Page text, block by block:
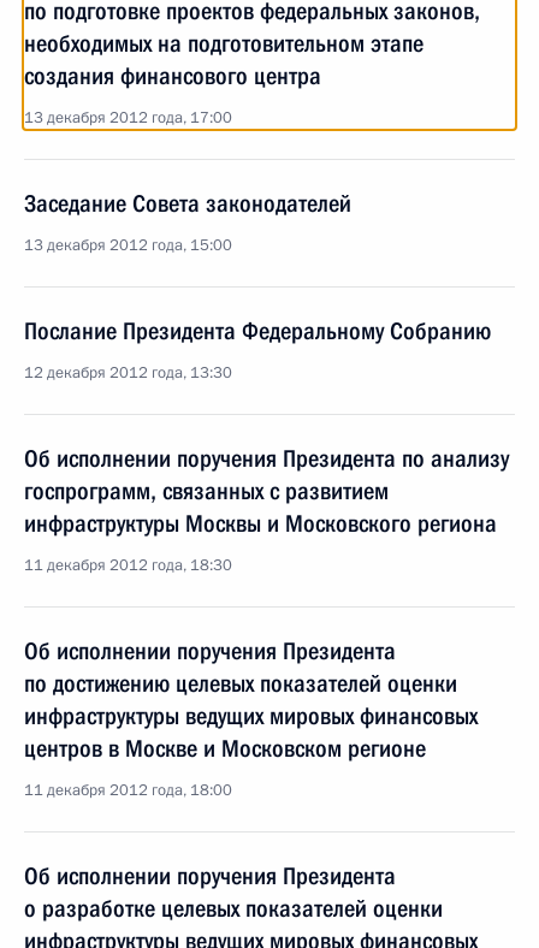
по подготовке проектов федеральных законов,
необходимых на подготовительном этапе
создания финансового центра
13 декабря 2012 года, 17:00
Заседание Совета законодателей
13 декабря 2012 года, 15:00
Послание Президента Федеральному Собранию
12 декабря 2012 года, 13:30
Об исполнении поручения Президента по анализу
госпрограмм, связанных с развитием
инфраструктуры Москвы и Московского региона
11 декабря 2012 года, 18:30
Об исполнении поручения Президента
по достижению целевых показателей оценки
инфраструктуры ведущих мировых финансовых
центров в Москве и Московском регионе
11 декабря 2012 года, 18:00
Об исполнении поручения Президента
о разработке целевых показателей оценки
инфраструктуры ведущих мировых финансовых